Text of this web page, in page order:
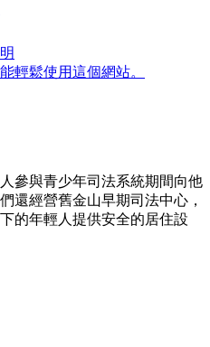
輕鬆使用這個網站。
參與青少年司法系統期間向他
還經營舊金山早期司法中心，
的年輕人提供安全的居住設